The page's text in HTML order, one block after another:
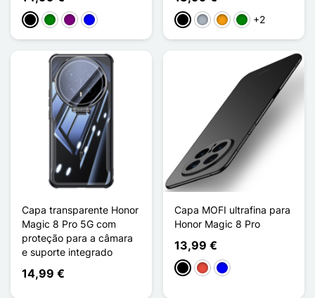
PretoVerdePúrpura
Azul PretoCinzento
LaranjaVerde
+2
Capa transparente Honor
Magic 8 Pro 5G com
proteção para a câmara
e suporte integrado
14,99 €
Capa MOFI ultrafina para
Honor Magic 8 Pro
13,99 €
PretoVermelho
Azul